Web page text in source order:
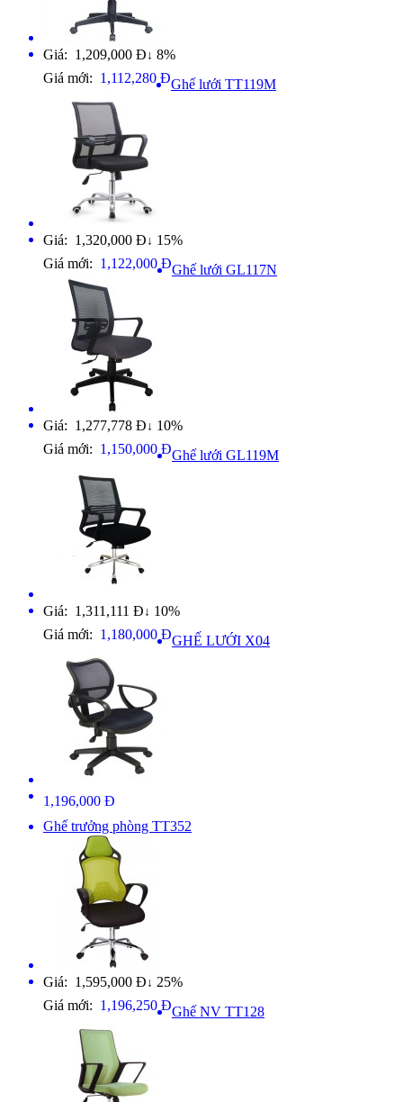
Giá: 1,209,000 Đ ↓ 8%
Giá mới: 1,112,280 ĐGhế lưới TT119M
Giá: 1,320,000 Đ ↓ 15%
Giá mới: 1,122,000 ĐGhế lưới GL117N
Giá: 1,277,778 Đ ↓ 10%
Giá mới: 1,150,000 ĐGhế lưới GL119M
Giá: 1,311,111 Đ ↓ 10%
Giá mới: 1,180,000 ĐGHẾ LƯỚI X04
1,196,000 Đ
Ghế trưởng phòng TT352
Giá: 1,595,000 Đ ↓ 25%
Giá mới: 1,196,250 ĐGhế NV TT128